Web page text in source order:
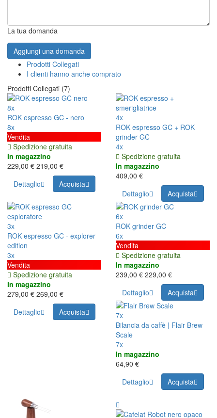
La tua domanda
Aggiungi una domanda
Prodotti Collegati
I clienti hanno anche comprato
Prodotti Collegati (7)
8x
ROK espresso GC - nero
8x
Vendita
Spedizione gratuita
In magazzino
229,00 € 219,00 €
Dettaglio
Acquista
4x
ROK espresso GC + ROK
grinder GC
4x
Spedizione gratuita
In magazzino
409,00 €
Dettaglio
Acquista
3x
ROK espresso GC - explorer
edition
3x
Vendita
Spedizione gratuita
In magazzino
279,00 € 269,00 €
Dettaglio
Acquista
6x
ROK grinder GC
6x
Vendita
Spedizione gratuita
In magazzino
239,00 € 229,00 €
Dettaglio
Acquista
7x
Bilancia da caffè | Flair Brew
Scale
7x
In magazzino
64,90 €
Dettaglio
Acquista